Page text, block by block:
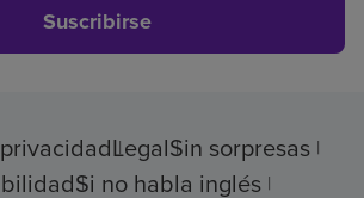
Suscribirse
LegalSin sorpresas
Si no habla inglés